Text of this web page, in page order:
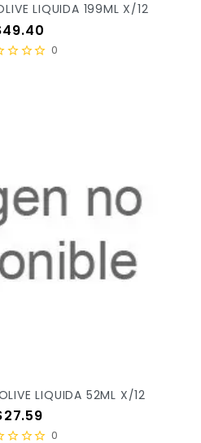
LIQUIDA 199ML X/12
0
LIQUIDA 52ML X/12
0